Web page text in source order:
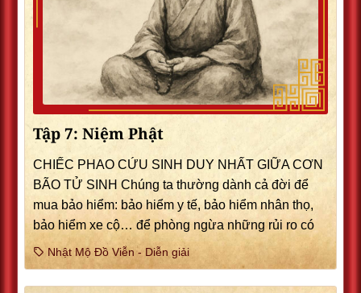
Tập 7: Niệm Phật
CHIẾC PHAO CỨU SINH DUY NHẤT GIỮA CƠN
BÃO TỬ SINH Chúng ta thường dành cả đời để
mua bảo hiểm: bảo hiểm y tế, bảo hiểm nhân thọ,
bảo hiểm xe cộ… để phòng ngừa những rủi ro có
Nhật Mộ Đồ Viễn - Diễn giải